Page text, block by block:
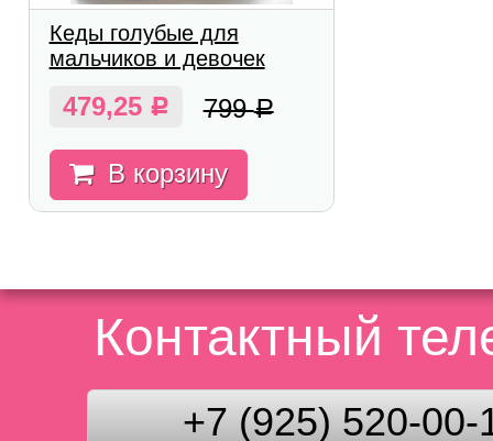
Кеды голубые для
мальчиков и девочек
479,25 Р 799Р
В корзину
Контактный
+7 (925) 520-00-